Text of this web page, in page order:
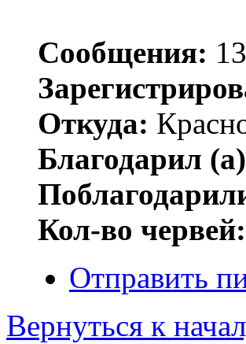
Сообщения:
Откуда:
Благодарил
Кол-во червей:
Отправить
Вернуться к